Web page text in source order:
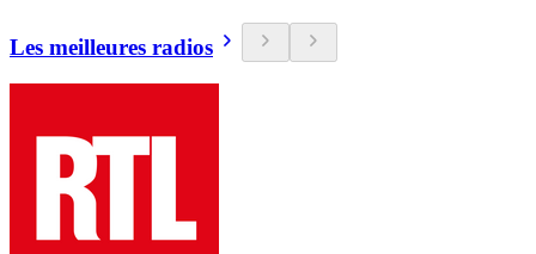
Les meilleures radios